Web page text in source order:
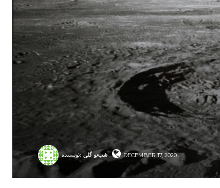
نویسنده:شب‌بو گلی DECEMBER 17, 2020